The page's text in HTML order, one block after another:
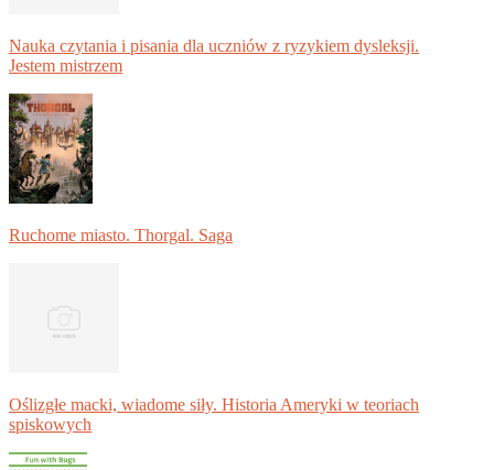
Nauka czytania i pisania dla uczniów z ryzykiem dysleksji.
Jestem mistrzem
Ruchome miasto. Thorgal. Saga
Oślizgłe macki, wiadome siły. Historia Ameryki w teoriach
spiskowych